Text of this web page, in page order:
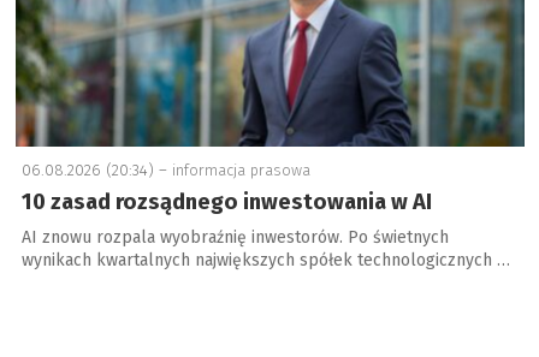
06.08.2026 (20:34) – informacja prasowa
10 zasad rozsądnego inwestowania w AI
AI znowu rozpala wyobraźnię inwestorów. Po świetnych
wynikach kwartalnych największych spółek technologicznych …